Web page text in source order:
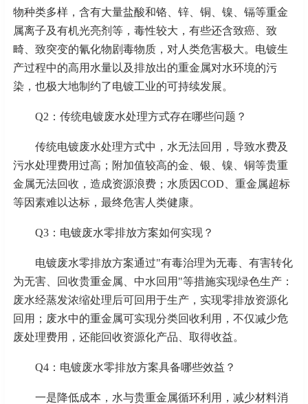
物种类多样，含有大量盐酸和铬、锌、铜、镍、镉等重金
属离子及有机光亮剂等，毒性较大，有些还含致癌、致
畸、致突变的氰化物剧毒物质，对人类危害极大。电镀生
产过程中的高用水量以及排放出的重金属对水环境的污
染，也极大地制约了电镀工业的可持续发展。
Q2：传统电镀废水处理方式存在哪些问题？
传统电镀废水处理方式中，水无法回用，导致水费及
污水处理费用过高；附加值较高的金、银、镍、铜等贵重
金属无法回收，造成资源浪费；水质因COD、重金属超标
等因素难以达标，最终危害人类健康。
Q3：电镀废水零排放方案如何实现？
电镀废水零排放方案通过"有毒治理为无毒、有害转化
为无害、回收贵重金属、中水回用"等措施实现绿色生产：
废水经蒸发浓缩处理后可回用于生产，实现零排放资源化
回用；废水中的重金属可实现分类回收利用，不仅减少危
废处理费用，还能回收资源化产品、取得收益。
Q4：电镀废水零排放方案具备哪些效益？
一是降低成本，水与贵重金属循环利用，减少材料消